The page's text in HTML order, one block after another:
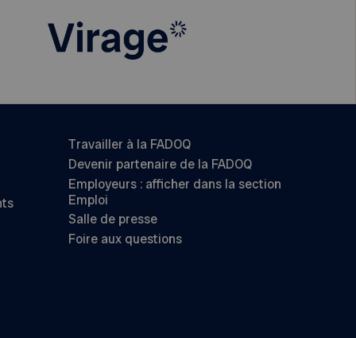
Travailler à la FADOQ
Devenir partenaire de la FADOQ
Employeurs : afficher dans la section
Emploi
Salle de presse
Foire aux questions